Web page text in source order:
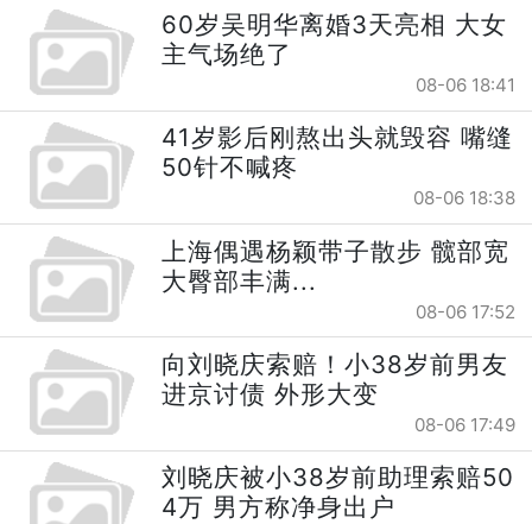
60岁吴明华离婚3天亮相 大女
主气场绝了
08-06 18:41
41岁影后刚熬出头就毁容 嘴缝
50针不喊疼
08-06 18:38
上海偶遇杨颖带子散步 髋部宽
大臀部丰满...
08-06 17:52
向刘晓庆索赔！小38岁前男友
进京讨债 外形大变
08-06 17:49
刘晓庆被小38岁前助理索赔50
4万 男方称净身出户